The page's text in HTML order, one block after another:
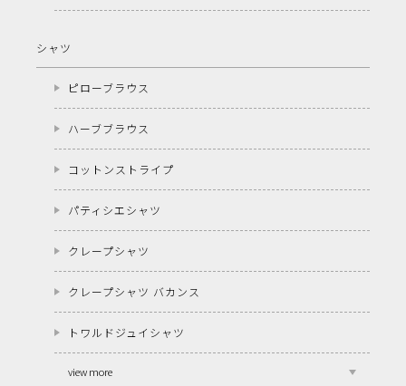
シャツ
ピローブラウス
ハーブブラウス
コットンストライプ
パティシエシャツ
クレープシャツ
クレープシャツ バカンス
トワルドジュイシャツ
view more